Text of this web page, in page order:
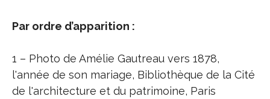
Par ordre d’apparition :
1 – Photo de Amélie Gautreau vers 1878,
l'année de son mariage, Bibliothèque de la Cité
de l'architecture et du patrimoine, Paris